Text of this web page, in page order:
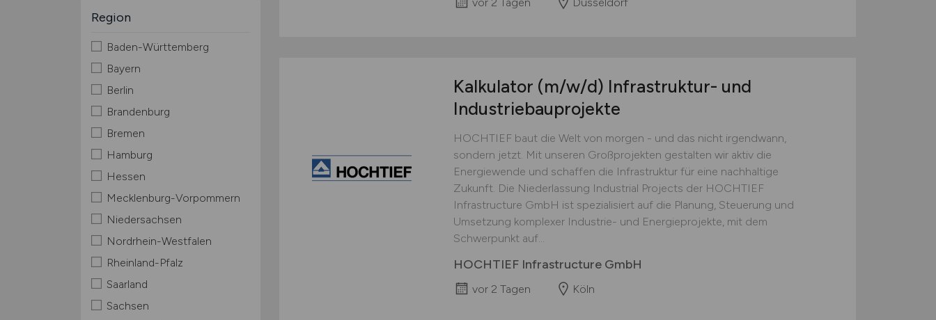
Region
Baden-Württemberg
Bayern
Berlin
Brandenburg
Bremen
Hamburg
Hessen
Mecklenburg-Vorpommern
Niedersachsen
Nordrhein-Westfalen
Rheinland-Pfalz
Saarland
Sachsen
Kalkulator (m/w/d) Infrastruktur- und
Industriebauprojekte
HOCHTIEF baut die Welt von morgen - und das nicht irgendwann,
sondern jetzt. Mit unseren Großprojekten gestalten wir aktiv die
Energiewende und schaffen die Infrastruktur für eine nachhaltige
Zukunft. Die Niederlassung Industrial Projects der HOCHTIEF
Infrastructure GmbH ist spezialisiert auf die Planung, Steuerung und
Umsetzung komplexer Industrie- und Energieprojekte, mit dem
Schwerpunkt auf...
HOCHTIEF Infrastructure GmbH
vor 2 Tagen Köln